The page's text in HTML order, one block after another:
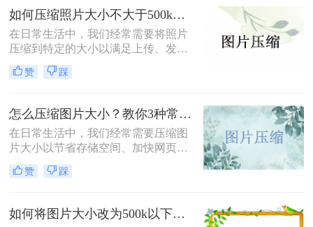
可能导致图片模糊到无法使用，或者
压缩后体积几乎没变。
如何压缩照片大小不大于500k？学会这2种压缩方法轻松解决！
在日常生活中，我们经常需要将照片
压缩到特定的大小以满足上传、发送
或存储的需求。那么如何压缩照片大
小不大于500k呢？本文将介绍两种将
方法。
赞 踩
怎么压缩图片大小？教你3种常用压缩方法！
在日常生活中，我们经常需要压缩图
片大小以节省存储空间、加快网页加
载速度或方便文件传输。那么怎么压
缩图片大小呢？本文将介绍三种压缩
片压缩。
赞 踩
如何将图片大小改为500k以下？教你2个不同平台的方法！